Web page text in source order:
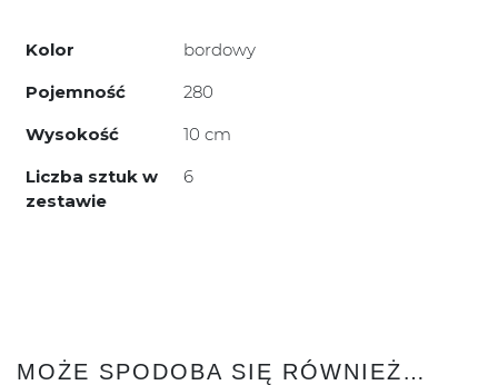
Kolor
bordowy
Pojemność
280
Wysokość
10 cm
Liczba sztuk w
zestawie
6
MOŻE SPODOBA SIĘ RÓWNIEŻ…